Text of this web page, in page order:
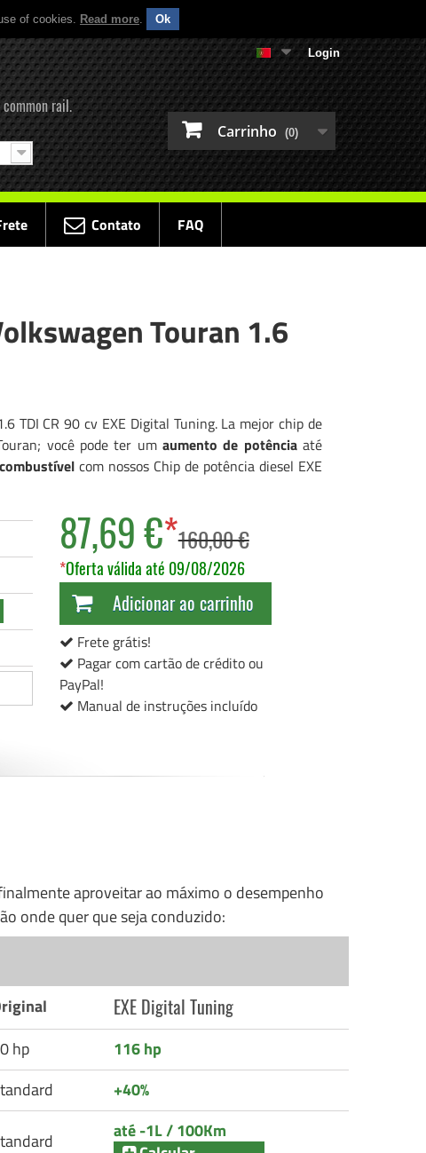
of cookies. Read more. Ok
Login
Carrinho (0)
rail.
Contato FAQ
Touran 1.6
TDI CR 90 cv EXE Digital Tuning. La mejor chip de
você pode ter um aumento de potênciaaté
com nossos Chip de potência diesel EXE
87,69 €*160,00 €
*Oferta válida até 09/08/2026
Adicionar ao carrinho
Frete grátis!
Pagar com cartão de crédito ou
PayPal!
Manual de instruções incluído
aproveitar ao máximo o desempenho
onde quer que seja conduzido:
EXE Digital Tuning
hp
116 hp
+40%
até -1L / 100Km